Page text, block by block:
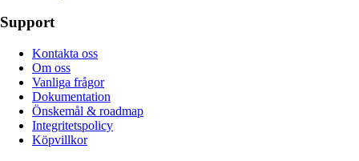
Support
Kontakta oss
Om oss
Vanliga frågor
Dokumentation
Önskemål & roadmap
Integritetspolicy
Köpvillkor